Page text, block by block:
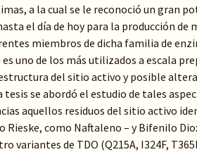
a la cual se le reconoció un gran
el día de hoy para la producción de
miembros de dicha familia de
uno de los más utilizados a escala
del sitio activo y posible
se abordó el estudio de tales
aquellos residuos del sitio activo
Rieske, como Naftaleno – y Bifenilo
variantes de TDO (Q215A, I324F,